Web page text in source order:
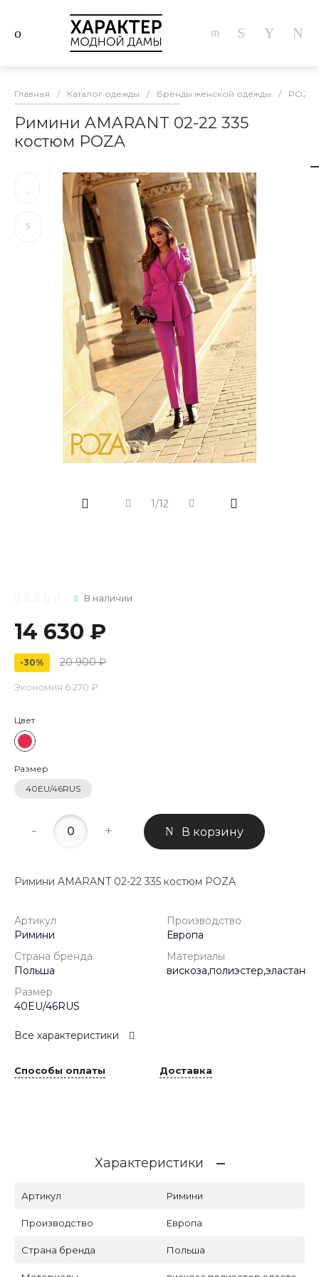
Главная / Каталог одежды / Бренды женской одежды / POZA
Римини AMARANT 02-22 335
костюм POZA
1/12
В наличии
14 630 ₽
-30% 20 900 ₽
Экономия 6 270 ₽
Цвет
Размер
40EU/46RUS
- + В корзину
Римини AMARANT 02-22 335 костюм POZA
Артикул
Римини
Производство
Европа
Страна бренда
Польша
Материалы
вискоза,полиэстер,эластан
Размер
40EU/46RUS
Все характеристики
Способы оплаты Доставка
Характеристики
Артикул Римини
Производство Европа
Страна бренда Польша